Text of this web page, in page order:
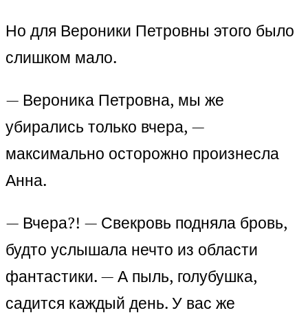
Но для Вероники Петровны этого было
слишком мало.
— Вероника Петровна, мы же
убирались только вчера, —
максимально осторожно произнесла
Анна.
— Вчера?! — Свекровь подняла бровь,
будто услышала нечто из области
фантастики. — А пыль, голубушка,
садится каждый день. У вас же